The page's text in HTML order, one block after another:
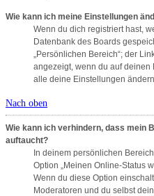
Wie kann ich meine Einstellungen
Wenn du dich registriert hast,
Datenbank des Boards
„Persönlichen Bereich“; der
angezeigt, wenn du auf deinen
alle deine Einstellungen
Nach oben
Wie kann ich verhindern, dass mein
auftaucht?
In deinem persönlichen
Option „Meinen Online-Status
Wenn du diese Option
Moderatoren und du selbst